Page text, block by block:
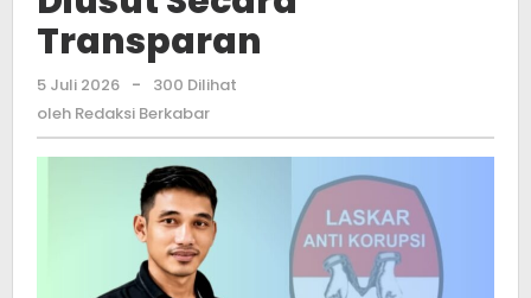
Transparan
5 Juli 2026 oleh
Redaksi
-
300 Dilihat
oleh Redaksi Berkabar